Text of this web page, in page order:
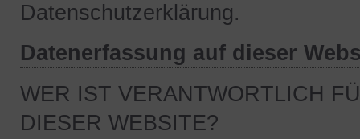
Datenschutzerklärung.
Datenerfassung auf dieser
WER IST VERANTWORTLICH
DIESER WEBSITE?